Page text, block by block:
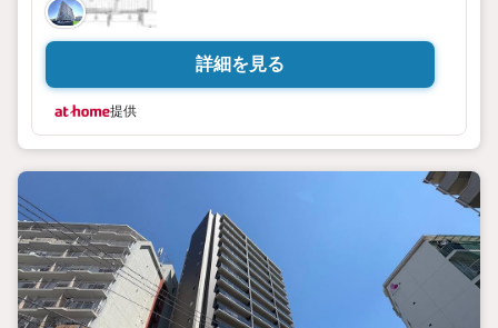
詳細を見る
提供